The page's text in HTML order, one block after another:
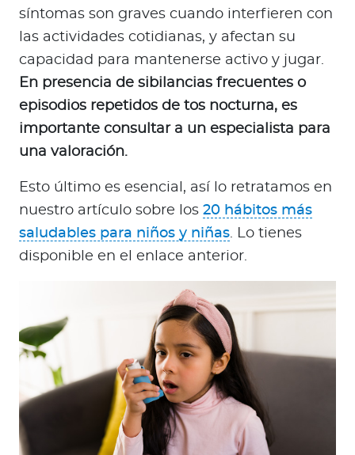
síntomas son graves cuando interfieren con
las actividades cotidianas, y afectan su
capacidad para mantenerse activo y jugar.
En presencia de sibilancias frecuentes o
episodios repetidos de tos nocturna, es
importante consultar a un especialista para
una valoración.
Esto último es esencial, así lo retratamos en
nuestro artículo sobre los 20 hábitos más
saludables para niños y niñas. Lo tienes
disponible en el enlace anterior.